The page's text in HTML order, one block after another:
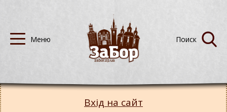
Вхід на сайт